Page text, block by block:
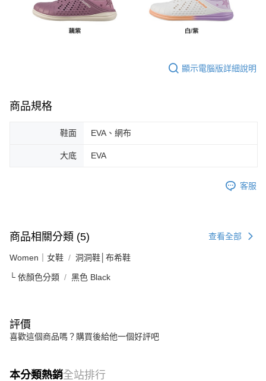
顯示電腦版詳細說明
商品規格
鞋面 EVA、網布
大底 EVA
客服
商品相關分類 (5) 查看全部
Women｜女鞋 洞洞鞋│布希鞋
└ 依顏色分類 黑色 Black
評價
喜歡這個商品嗎？購買後給他一個好評吧
本分類熱銷全站排行